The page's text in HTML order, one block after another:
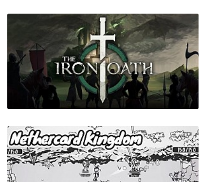
Dread X Collection: The Hunt